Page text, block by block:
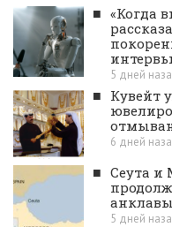
■ «Когда
5 дней
■ Кувейт
6 дней
■ Сеута и
5 дней